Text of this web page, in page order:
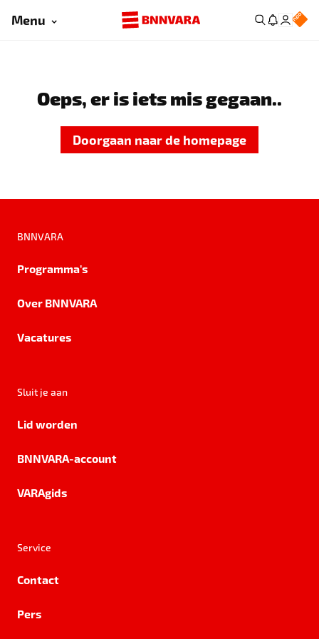
Menu
Oeps, er is iets mis gegaan..
Doorgaan naar de homepage
BNNVARA
Programma's
Over BNNVARA
Vacatures
Sluit je aan
Lid worden
BNNVARA-account
VARAgids
Service
Contact
Pers